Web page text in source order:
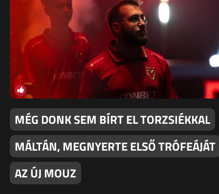
MÉG DONK SEM BÍRT EL TORZSIÉKKAL
MÁLTÁN, MEGNYERTE ELSŐ TRÓFEÁJÁT
AZ ÚJ MOUZ